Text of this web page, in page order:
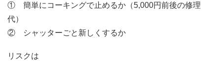
① 簡単にコーキングで止めるか（5,000円前後の修理
代）
② シャッターごと新しくするか
リスクは